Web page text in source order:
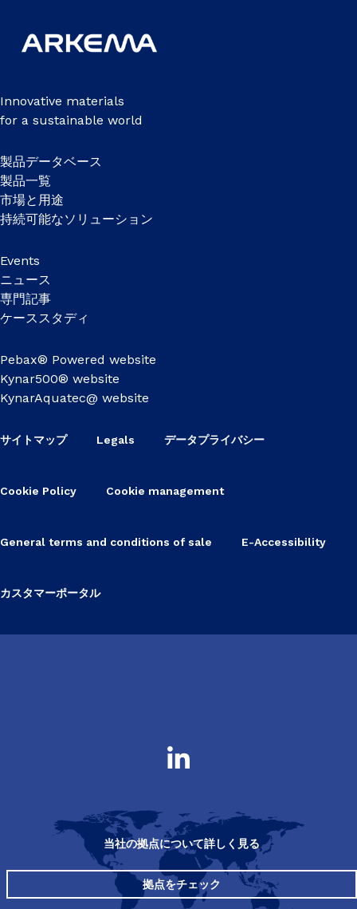
Innovative materials
for a sustainable world
製品データベース
製品一覧
市場と用途
持続可能なソリューション
Events
ニュース
専門記事
ケーススタディ
Pebax® Powered website
Kynar500® website
KynarAquatec@ website
サイトマップ Legals データプライバシー
Cookie Policy Cookie management
General terms and conditions of sale E-Accessibility
カスタマーポータル
当社の拠点について詳しく見る
拠点をチェック